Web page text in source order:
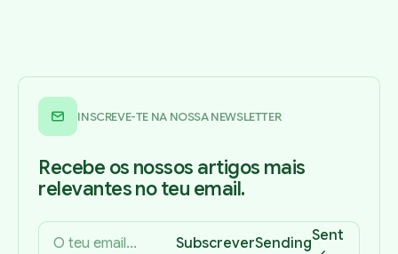
INSCREVE-TE NA NOSSA NEWSLETTER
Recebe os nossos artigos mais
relevantes no teu email.
SubscreverSendingSent